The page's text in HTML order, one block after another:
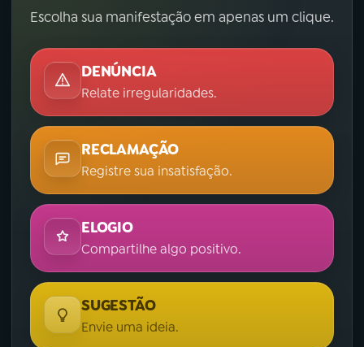
Escolha sua manifestação em apenas um clique.
DENÚNCIA
Relate irregularidades.
RECLAMAÇÃO
Registre sua insatisfação.
ELOGIO
Compartilhe algo positivo.
SUGESTÃO
Envie uma ideia.